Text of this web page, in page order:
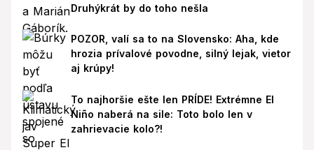
Druhýkrát by do toho nešla
POZOR, valí sa to na Slovensko: Aha, kde
hrozia prívalové povodne, silný lejak, vietor
aj krúpy!
To najhoršie ešte len PRÍDE! Extrémne El
Niño naberá na sile: Toto bolo len v
zahrievacie kolo?!